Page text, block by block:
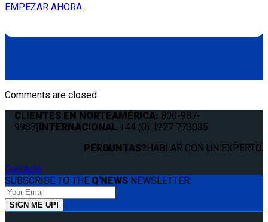
EMPEZAR AHORA
Comments are closed.
CLIENTES EN NORTEAMÉRICA: 800-987-
9987|INTERNACIONAL +44 (0) 1227 773035
PERGUNTAS?HABLAR CON UN EXPERTO.
Contacto
SUBSCRIBE TO THE Q'NEWS NEWSLETTER: